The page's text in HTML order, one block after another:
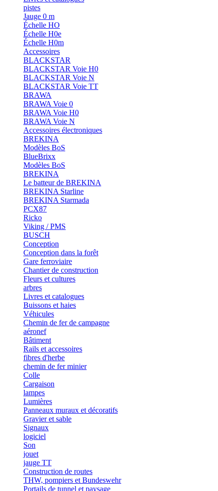
pistes
Jauge 0 m
Échelle HO
Échelle H0e
Échelle H0m
Accessoires
BLACKSTAR
BLACKSTAR Voie H0
BLACKSTAR Voie N
BLACKSTAR Voie TT
BRAWA
BRAWA Voie 0
BRAWA Voie H0
BRAWA Voie N
Accessoires électroniques
BREKINA
Modèles BoS
BlueBrixx
Modèles BoS
BREKINA
Le batteur de BREKINA
BREKINA Starline
BREKINA Starmada
PCX87
Ricko
Viking / PMS
BUSCH
Conception
Conception dans la forêt
Gare ferroviaire
Chantier de construction
Fleurs et cultures
arbres
Livres et catalogues
Buissons et haies
Véhicules
Chemin de fer de campagne
aéronef
Bâtiment
Rails et accessoires
fibres d'herbe
chemin de fer minier
Colle
Cargaison
lampes
Lumières
Panneaux muraux et décoratifs
Gravier et sable
Signaux
logiciel
Son
jouet
jauge TT
Construction de routes
THW, pompiers et Bundeswehr
Portails de tunnel et paysage